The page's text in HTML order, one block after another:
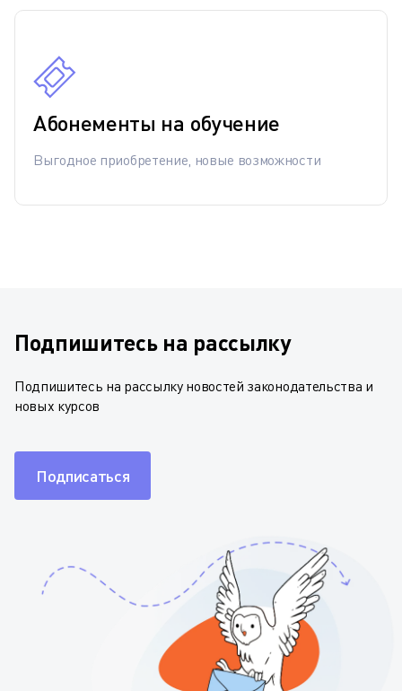
Абонементы на обучение
Выгодное приобретение, новые возможности
Подпишитесь на рассылку
Подпишитесь на рассылку новостей законодательства и
новых курсов
Подписаться